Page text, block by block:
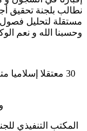
نطالب بلجنة تحقيق
مستقلة لتحليل
وحسبنا الله و نعم
30 معتقلا
المكتب التنفيذي